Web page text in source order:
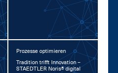
Prozesse optimieren
Tra­di­ti­on trifft In­no­va­ti­on –
STA­EDT­LER No­ris® di­gi­tal